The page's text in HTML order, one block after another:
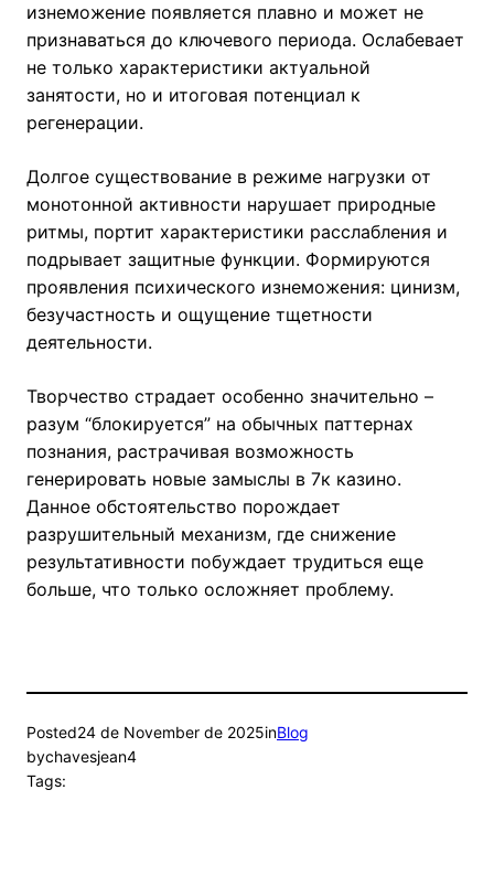
изнеможение появляется плавно и может не
признаваться до ключевого периода. Ослабевает
не только характеристики актуальной
занятости, но и итоговая потенциал к
регенерации.
Долгое существование в режиме нагрузки от
монотонной активности нарушает природные
ритмы, портит характеристики расслабления и
подрывает защитные функции. Формируются
проявления психического изнеможения: цинизм,
безучастность и ощущение тщетности
деятельности.
Творчество страдает особенно значительно –
разум “блокируется” на обычных паттернах
познания, растрачивая возможность
генерировать новые замыслы в 7к казино.
Данное обстоятельство порождает
разрушительный механизм, где снижение
результативности побуждает трудиться еще
больше, что только осложняет проблему.
Posted24 de November de 2025inBlog
bychavesjean4
Tags: